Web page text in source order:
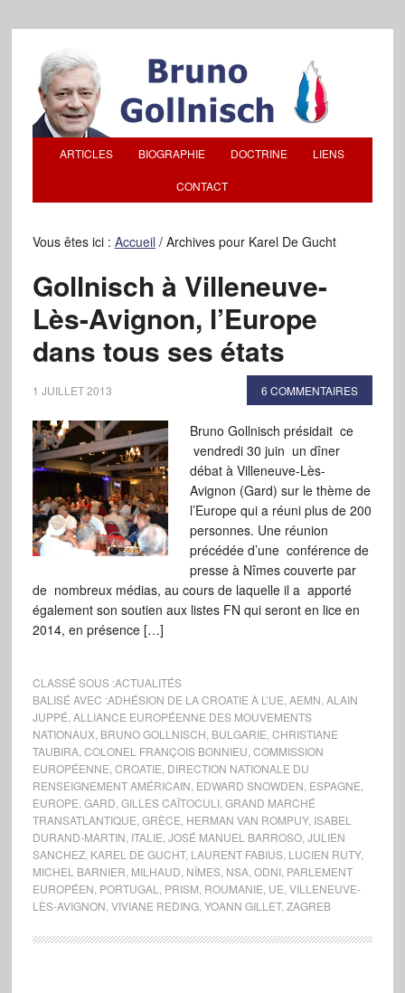
ARTICLES BIOGRAPHIE DOCTRINE LIENS
CONTACT
Vous êtes ici : Accueil /Archives pour Karel De Gucht
Gollnisch à Villeneuve-
Lès-Avignon, l’Europe
dans tous ses états
1 JUILLET 2013 6 COMMENTAIRES
Bruno Gollnisch présidait ce
vendredi 30 juin un dîner
débat à Villeneuve-Lès-
Avignon (Gard) sur le thème de
l’Europe qui a réuni plus de 200
personnes. Une réunion
précédée d’une conférence de
presse à Nîmes couverte par
de nombreux médias, au cours de laquelle il a apporté
également son soutien aux listes FN qui seront en lice en
2014, en présence […]
CLASSÉ SOUS :ACTUALITÉS
BALISÉ AVEC :ADHÉSION DE LA CROATIE À L’UE AEMN ALAIN
JUPPÉ ALLIANCE EUROPÉENNE DES MOUVEMENTS
NATIONAUX, BRUNO GOLLNISCH BULGARIE CHRISTIANE
TAUBIRA, COLONEL FRANÇOIS BONNIEU COMMISSION
EUROPÉENNE CROATIE DIRECTION NATIONALE DU
RENSEIGNEMENT AMÉRICAIN EDWARD SNOWDEN ESPAGNE
EUROPE GARD GILLES CAÏTOCULI, GRAND MARCHÉ
TRANSATLANTIQUE GRÈCE HERMAN VAN ROMPUY, ISABEL
DURAND-MARTIN ITALIE JOSÉ MANUEL BARROSO, JULIEN
SANCHEZ, KAREL DE GUCHT, LAURENT FABIUS, LUCIEN RUTY,
MICHEL BARNIER MILHAUD NÎMES, NSA, ODNI, PARLEMENT
EUROPÉEN PORTUGAL PRISM ROUMANIE UE VILLENEUVE-
LÈS-AVIGNON VIVIANE REDING, YOANN GILLET, ZAGREB